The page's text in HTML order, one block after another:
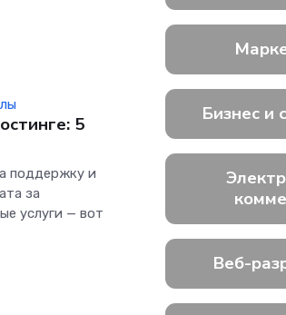
5
поддержку и
за
услуги — вот
Бизнес и
Веб-